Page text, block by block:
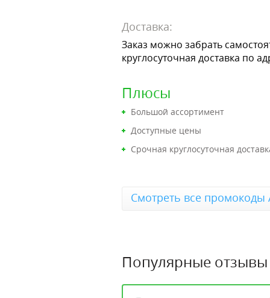
Доставка:
Заказ можно забрать
круглосуточная доставка по
Плюсы
Большой ассортимент
Доступные цены
Срочная круглосуточная
Смотреть все промокоды
Популярные отзывы